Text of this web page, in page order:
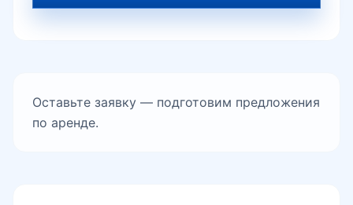
метро Шахристан
Оставьте заявку — подготовим предложения
по аренде.